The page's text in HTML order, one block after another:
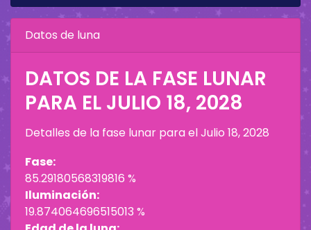
Datos de luna
DATOS DE LA FASE LUNAR
PARA EL JULIO 18, 2028
Detalles de la fase lunar para elJulio 18, 2028
Fase:
85.29180568319816 %
Iluminación:
19.874064696515013 %